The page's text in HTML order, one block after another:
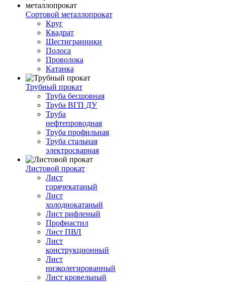
Сортовой металлопрокат
Круг
Квадрат
Шестигранники
Полоса
Проволока
Катанка
Трубный прокат
Труба бесшовная
Труба ВГП ДУ
Труба
нефтепроводная
Труба профильная
Труба стальная
электросварная
Листовой прокат
Лист
горячекатаный
Лист
холоднокатаный
Лист рифленый
Профнастил
Лист ПВЛ
Лист
конструкционный
Лист
низколегированный
Лист кровельный